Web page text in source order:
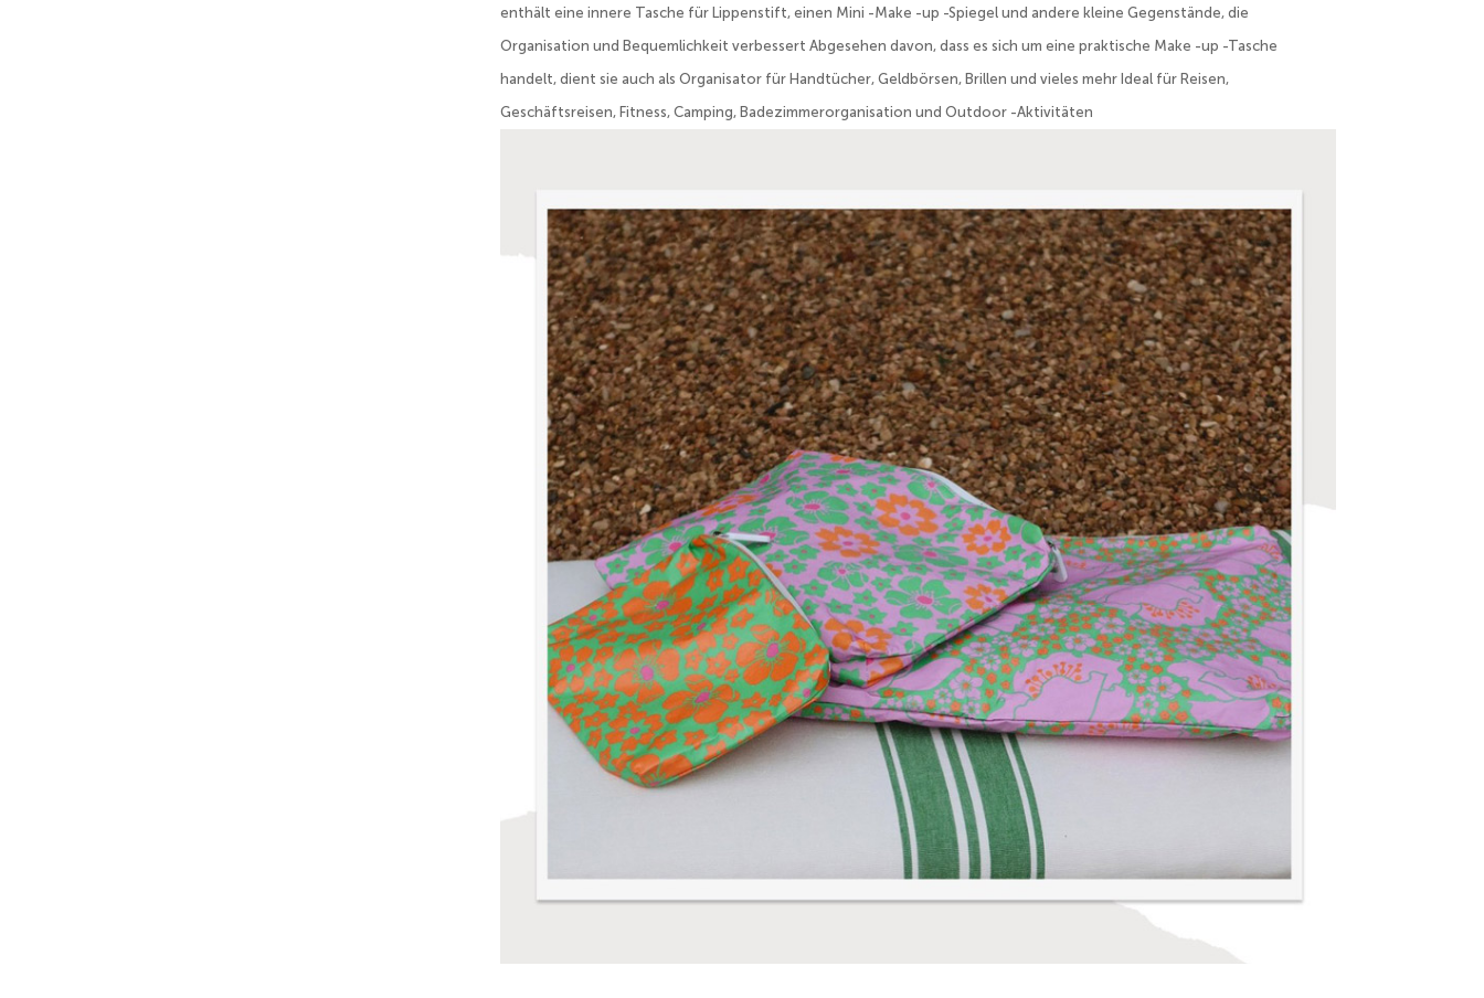
enthält eine innere Tasche für Lippenstift, einen Mini -Make -up -Spiegel und andere kleine Gegenstände, die
Organisation und Bequemlichkeit verbessert Abgesehen davon, dass es sich um eine praktische Make -up -Tasche
handelt, dient sie auch als Organisator für Handtücher, Geldbörsen, Brillen und vieles mehr Ideal für Reisen,
Geschäftsreisen, Fitness, Camping, Badezimmerorganisation und Outdoor -Aktivitäten